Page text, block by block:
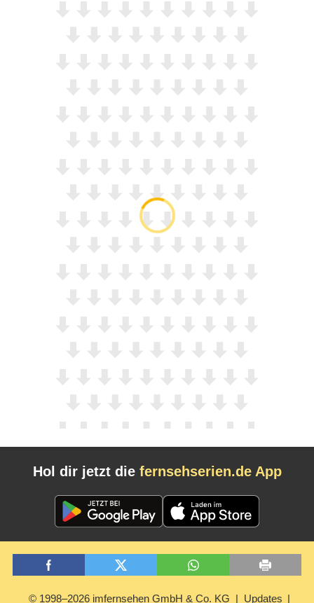
Hol dir jetzt die fernsehserien.de App
© 1998–2026 imfernsehen GmbH & Co. KG Updates